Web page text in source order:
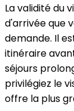
La validité du
d'arrivée que
demande. Il
itinéraire
séjours
privilégiez le
offre la plus